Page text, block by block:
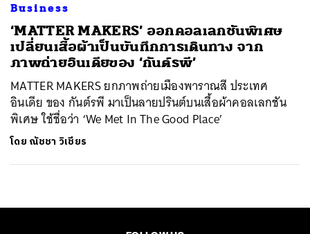
Business
‘MATTER MAKERS’ ออกคอลเลกชันพิเศษ
เปลี่ยนเสื้อผ้าเป็นบันทึกการเดินทาง จาก
ภาพถ่ายอินเดียของ ‘กันต์รพี’
MATTER MAKERS ยกภาพถ่ายเมืองพาราณสี ประเทศ
อินเดีย ของ กันต์รพี มาเป็นลายปรินต์บนเสื้อผ้าคอลเลกชัน
พิเศษ ใช้ชื่อว่า ‘We Met In The Good Place’
โดย ณัชชา วิเชียร